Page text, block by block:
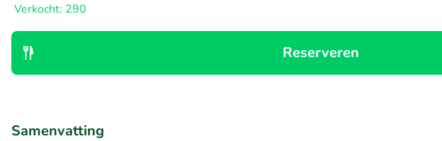
Verkocht: 290
Reserveren
Samenvatting